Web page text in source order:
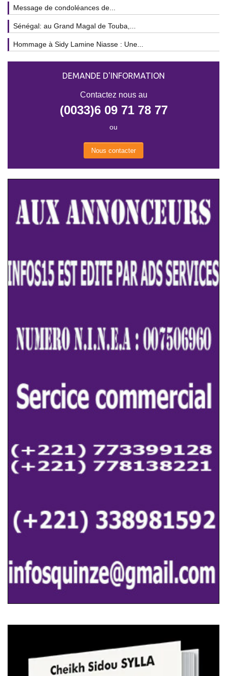
Message de condoléances de...
Sénégal: au Grand Magal de Touba,...
Hommage à Sidy Lamine Niasse : Une...
DEMANDE D'INFORMATION
Contactez nous au
(0033)6 09 71 78 77
ou
Nous contacter